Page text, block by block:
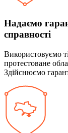
Надаємо
справності
Використовуємо
протестоване
Здійснюємо